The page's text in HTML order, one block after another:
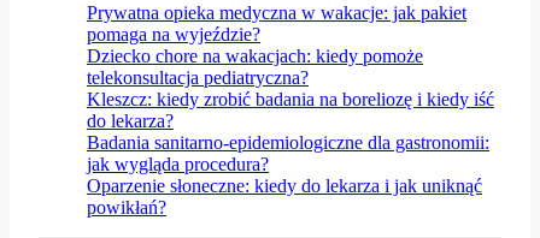
Prywatna opieka medyczna w wakacje: jak pakiet
pomaga na wyjeździe?
Dziecko chore na wakacjach: kiedy pomoże
telekonsultacja pediatryczna?
Kleszcz: kiedy zrobić badania na boreliozę i kiedy iść
do lekarza?
Badania sanitarno-epidemiologiczne dla gastronomii:
jak wygląda procedura?
Oparzenie słoneczne: kiedy do lekarza i jak uniknąć
powikłań?